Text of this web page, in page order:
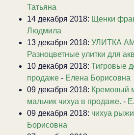
Татьяна
14 декабря 2018: Щенки
Людмила
13 декабря 2018: УЛИТКА
Разноцветные улитки для
10 декабря 2018: Тигровые
продаже - Елена Борисовна
09 декабря 2018: Кремовый
мальчик чихуа в продаже. -
09 декабря 2018: чихуа
Борисовна